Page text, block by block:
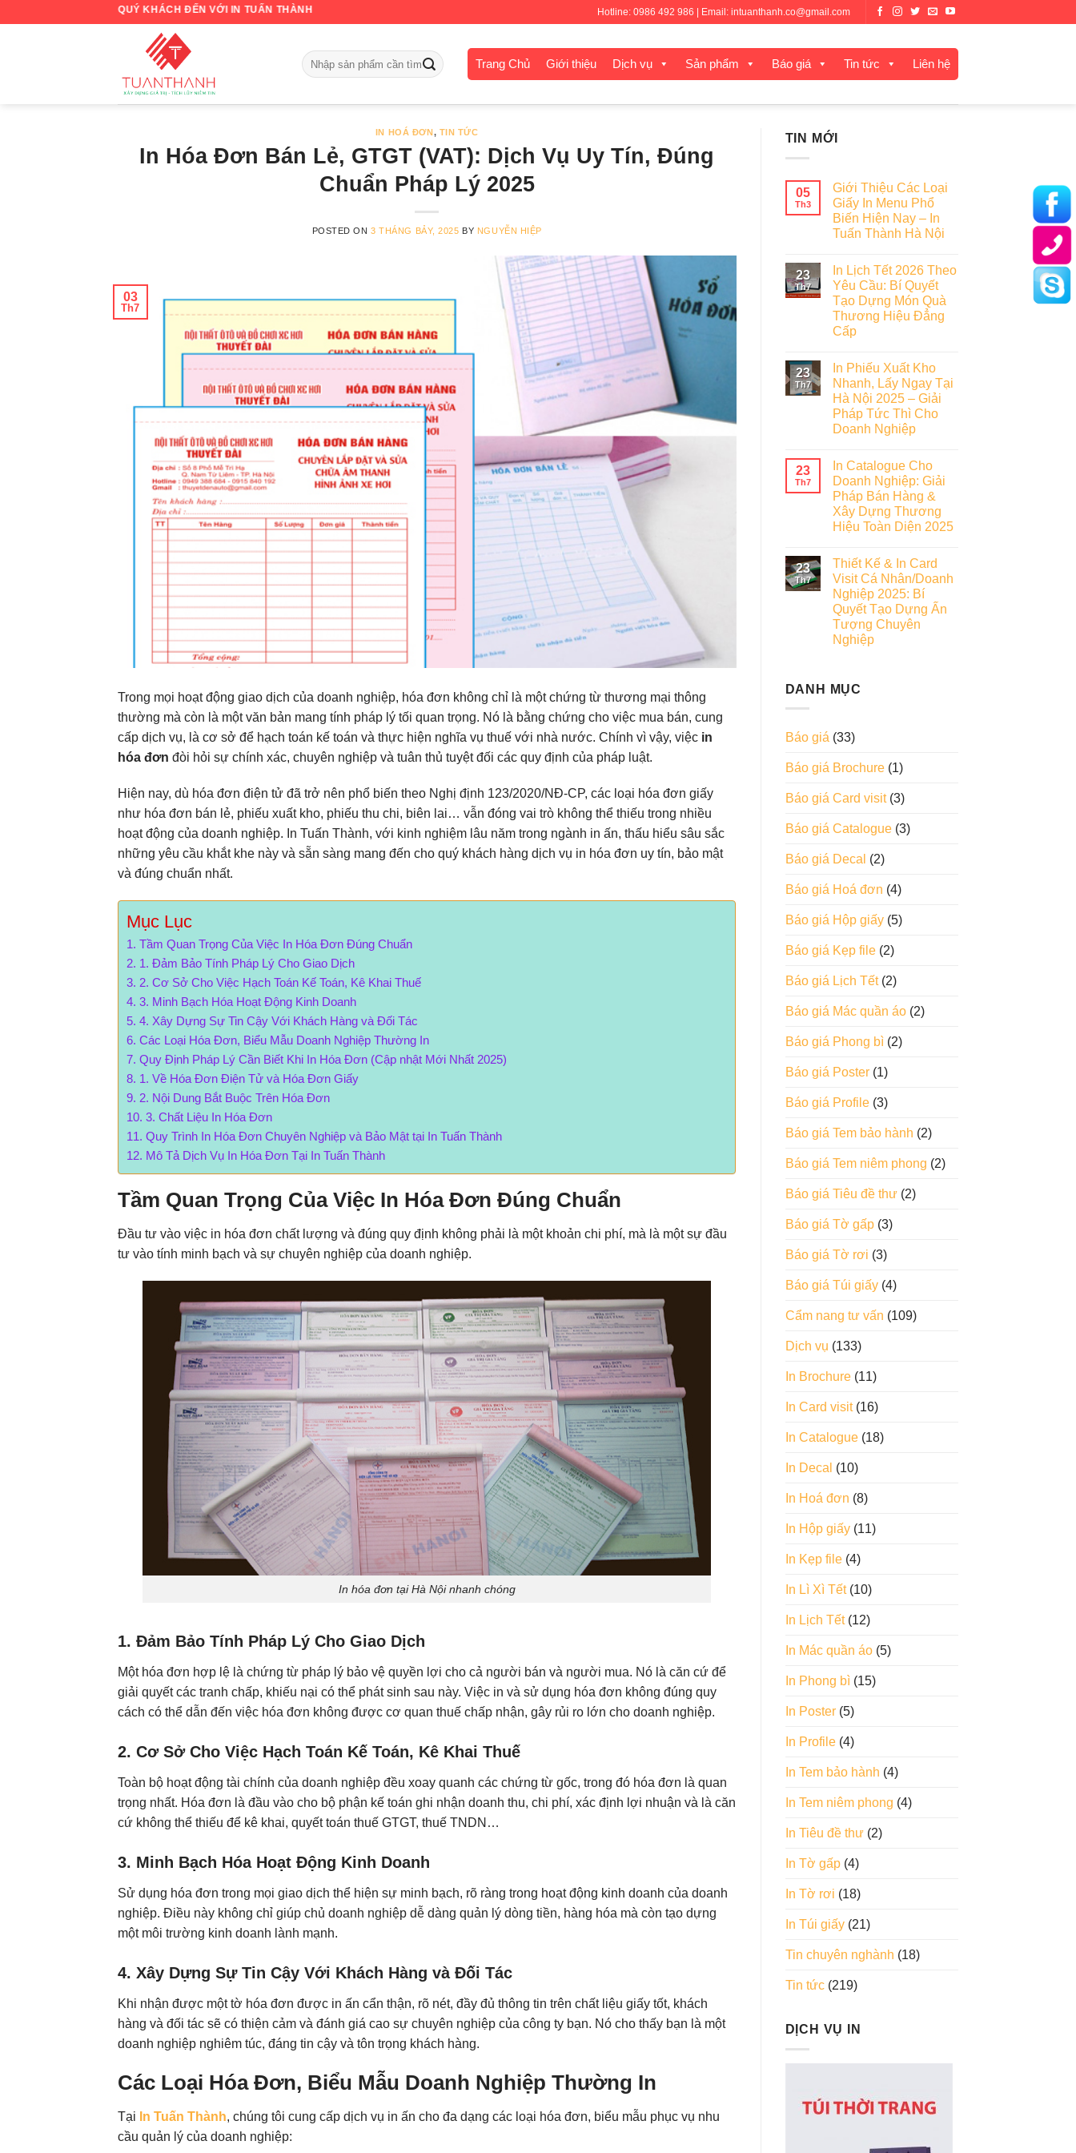
MỪNG QUÝ KHÁCH ĐẾN VỚI IN TUẤN THÀNH Hotline: 0986 492 986 | Email: intuanthanh.co@gmail.com
Trang Chủ Giới thiệu Dịch vụ Sản phẩm Báo giá Tin tức Liên hệ
IN HOÁ ĐƠN, TIN TỨC
In Hóa Đơn Bán Lẻ, GTGT (VAT): Dịch Vụ Uy Tín, Đúng
Chuẩn Pháp Lý 2025
POSTED ON3 THÁNG BẢY, 2025 BY NGUYỄN HIỆP
03
Th7
Trong mọi hoạt động giao dịch của doanh nghiệp, hóa đơn không chỉ là một chứng từ thương mại thông
thường mà còn là một văn bản mang tính pháp lý tối quan trọng. Nó là bằng chứng cho việc mua bán, cung
cấp dịch vụ, là cơ sở để hạch toán kế toán và thực hiện nghĩa vụ thuế với nhà nước. Chính vì vậy, việc in
hóa đơn đòi hỏi sự chính xác, chuyên nghiệp và tuân thủ tuyệt đối các quy định của pháp luật.
Hiện nay, dù hóa đơn điện tử đã trở nên phổ biến theo Nghị định 123/2020/NĐ-CP, các loại hóa đơn giấy
như hóa đơn bán lẻ, phiếu xuất kho, phiếu thu chi, biên lai… vẫn đóng vai trò không thể thiếu trong nhiều
hoạt động của doanh nghiệp. In Tuấn Thành, với kinh nghiệm lâu năm trong ngành in ấn, thấu hiểu sâu sắc
những yêu cầu khắt khe này và sẵn sàng mang đến cho quý khách hàng dịch vụ in hóa đơn uy tín, bảo mật
và đúng chuẩn nhất.
Mục Lục
Tầm Quan Trọng Của Việc In Hóa Đơn Đúng Chuẩn
1. Đảm Bảo Tính Pháp Lý Cho Giao Dịch
2. Cơ Sở Cho Việc Hạch Toán Kế Toán, Kê Khai Thuế
3. Minh Bạch Hóa Hoạt Động Kinh Doanh
4. Xây Dựng Sự Tin Cậy Với Khách Hàng và Đối Tác
Các Loại Hóa Đơn, Biểu Mẫu Doanh Nghiệp Thường In
Quy Định Pháp Lý Cần Biết Khi In Hóa Đơn (Cập nhật Mới Nhất 2025)
1. Về Hóa Đơn Điện Tử và Hóa Đơn Giấy
2. Nội Dung Bắt Buộc Trên Hóa Đơn
3. Chất Liệu In Hóa Đơn
Quy Trình In Hóa Đơn Chuyên Nghiệp và Bảo Mật tại In Tuấn Thành
Mô Tả Dịch Vụ In Hóa Đơn Tại In Tuấn Thành
Tầm Quan Trọng Của Việc In Hóa Đơn Đúng Chuẩn
Đầu tư vào việc in hóa đơn chất lượng và đúng quy định không phải là một khoản chi phí, mà là một sự đầu
tư vào tính minh bạch và sự chuyên nghiệp của doanh nghiệp.
In hóa đơn tại Hà Nội nhanh chóng
1. Đảm Bảo Tính Pháp Lý Cho Giao Dịch
Một hóa đơn hợp lệ là chứng từ pháp lý bảo vệ quyền lợi cho cả người bán và người mua. Nó là căn cứ để
giải quyết các tranh chấp, khiếu nại có thể phát sinh sau này. Việc in và sử dụng hóa đơn không đúng quy
cách có thể dẫn đến việc hóa đơn không được cơ quan thuế chấp nhận, gây rủi ro lớn cho doanh nghiệp.
2. Cơ Sở Cho Việc Hạch Toán Kế Toán, Kê Khai Thuế
Toàn bộ hoạt động tài chính của doanh nghiệp đều xoay quanh các chứng từ gốc, trong đó hóa đơn là quan
trọng nhất. Hóa đơn là đầu vào cho bộ phận kế toán ghi nhận doanh thu, chi phí, xác định lợi nhuận và là căn
cứ không thể thiếu để kê khai, quyết toán thuế GTGT, thuế TNDN…
3. Minh Bạch Hóa Hoạt Động Kinh Doanh
Sử dụng hóa đơn trong mọi giao dịch thể hiện sự minh bạch, rõ ràng trong hoạt động kinh doanh của doanh
nghiệp. Điều này không chỉ giúp chủ doanh nghiệp dễ dàng quản lý dòng tiền, hàng hóa mà còn tạo dựng
một môi trường kinh doanh lành mạnh.
4. Xây Dựng Sự Tin Cậy Với Khách Hàng và Đối Tác
Khi nhận được một tờ hóa đơn được in ấn cẩn thận, rõ nét, đầy đủ thông tin trên chất liệu giấy tốt, khách
hàng và đối tác sẽ có thiện cảm và đánh giá cao sự chuyên nghiệp của công ty bạn. Nó cho thấy bạn là một
doanh nghiệp nghiêm túc, đáng tin cậy và tôn trọng khách hàng.
Các Loại Hóa Đơn, Biểu Mẫu Doanh Nghiệp Thường In
Tại In Tuấn Thành, chúng tôi cung cấp dịch vụ in ấn cho đa dạng các loại hóa đơn, biểu mẫu phục vụ nhu
cầu quản lý của doanh nghiệp:
TIN MỚI
05
Th3
Giới Thiệu Các Loại
Giấy In Menu Phổ
Biến Hiện Nay – In
Tuấn Thành Hà Nội
23
Th7
In Lịch Tết 2026 Theo
Yêu Cầu: Bí Quyết
Tạo Dựng Món Quà
Thương Hiệu Đẳng
Cấp
23
Th7
In Phiếu Xuất Kho
Nhanh, Lấy Ngay Tại
Hà Nội 2025 – Giải
Pháp Tức Thì Cho
Doanh Nghiệp
23
Th7
In Catalogue Cho
Doanh Nghiệp: Giải
Pháp Bán Hàng &
Xây Dựng Thương
Hiệu Toàn Diện 2025
23
Th7
Thiết Kế & In Card
Visit Cá Nhân/Doanh
Nghiệp 2025: Bí
Quyết Tạo Dựng Ấn
Tượng Chuyên
Nghiệp
DANH MỤC
Báo giá (33)
Báo giá Brochure(1)
Báo giá Card visit(3)
Báo giá Catalogue(3)
Báo giá Decal (2)
Báo giá Hoá đơn (4)
Báo giá Hộp giấy(5)
Báo giá Kẹp file(2)
Báo giá Lịch Tết(2)
Báo giá Mác quần áo(2)
Báo giá Phong bì(2)
Báo giá Poster(1)
Báo giá Profile(3)
Báo giá Tem bảo hành (2)
Báo giá Tem niêm phong (2)
Báo giá Tiêu đề thư(2)
Báo giá Tờ gấp(3)
Báo giá Tờ rơi (3)
Báo giá Túi giấy(4)
Cẩm nang tư vấn (109)
Dịch vụ (133)
In Brochure(11)
In Card visit(16)
In Catalogue(18)
In Decal (10)
In Hoá đơn (8)
In Hộp giấy(11)
In Kẹp file(4)
In Lì Xì Tết(10)
In Lịch Tết(12)
In Mác quần áo(5)
In Phong bì(15)
In Poster(5)
In Profile(4)
In Tem bảo hành (4)
In Tem niêm phong (4)
In Tiêu đề thư(2)
In Tờ gấp(4)
In Tờ rơi (18)
In Túi giấy(21)
Tin chuyên nghành (18)
Tin tức(219)
DỊCH VỤ IN